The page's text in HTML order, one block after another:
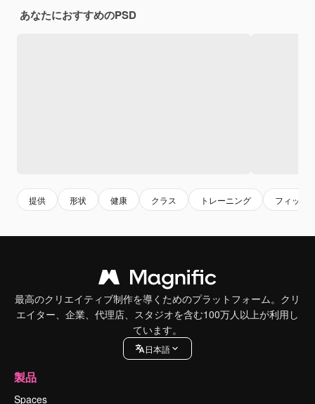
あなたにおすすめのPSD
提供 形状 健康 クラス トレーニング フィット
最高のクリエイティブ制作を導くためのプラットフォーム。クリ
エイター、企業、代理店、スタジオを含む100万人以上が利用し
ています。
日本語
製品
Spaces